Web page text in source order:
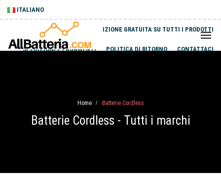
ITALIANO
SPEDIZIONE GRATUITA SU TUTTI I PRODOTTI
SPEDIZIONI E PAGAMENTI POLITICA DI RITORNO CONTATTACI
Home / Batterie Cordless
Batterie Cordless - Tutti i marchi